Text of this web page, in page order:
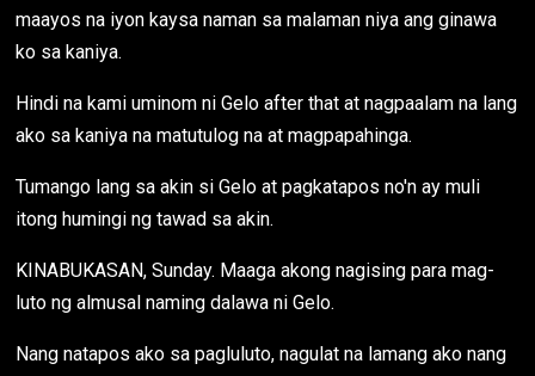
maayos na iyon kaysa naman sa malaman niya ang ginawa
ko sa kaniya.
Hindi na kami uminom ni Gelo after that at nagpaalam na lang
ako sa kaniya na matutulog na at magpapahinga.
Tumango lang sa akin si Gelo at pagkatapos no'n ay muli
itong humingi ng tawad sa akin.
KINABUKASAN, Sunday. Maaga akong nagising para mag-
luto ng almusal naming dalawa ni Gelo.
Nang natapos ako sa pagluluto, nagulat na lamang ako nang